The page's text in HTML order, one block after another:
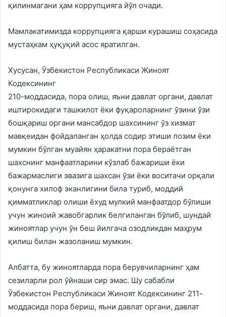
қилинмагани ҳам коррупцияга йўл очади.
Мамлакатимизда коррупцияга қарши курашиш соҳасида
мустаҳкам ҳуқуқий асос яратилган.
Хусусан, Ўзбекистон Республикаси Жиноят
Кодексининг
210-моддасида, пора олиш, яъни давлат органи, давлат
иштирокидаги ташкилот ёки фуқароларнинг ўзини ўзи
бошқариш органи мансабдор шахсининг ўз хизмат
мавқеидан фойдаланган ҳолда содир этиши лозим ёки
мумкин бўлган муайян ҳаракатни пора бераётган
шахснинг манфаатларини кўзлаб бажариши ёки
бажармаслиги эвазига шахсан ўзи ёки воситачи орқали
қонунга хилоф эканлигини била туриб, моддий
қимматликлар олиши ёхуд мулкий манфаатдор бўлиши
учун жиноий жавобгарлик белгиланган бўлиб, шундай
жиноятлар учун ўн беш йилгача озодликдан маҳрум
қилиш билан жазоланиш мумкин.
Албатта, бу жиноятларда пора берувчиларнинг ҳам
сезиларли рол ўйнаши сир эмас. Шу сабабли
Ўзбекистон Республикаси Жиноят Кодексининг 211-
моддасида пора бериш, яъни давлат органи, давлат